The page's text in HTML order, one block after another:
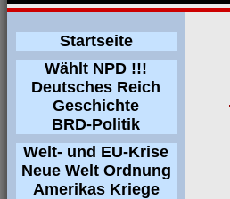
Startseite
Wählt NPD !!!
Deutsches Reich
Geschichte
BRD-Politik
Welt- und EU-Krise
Neue Welt Ordnung
Amerikas Kriege